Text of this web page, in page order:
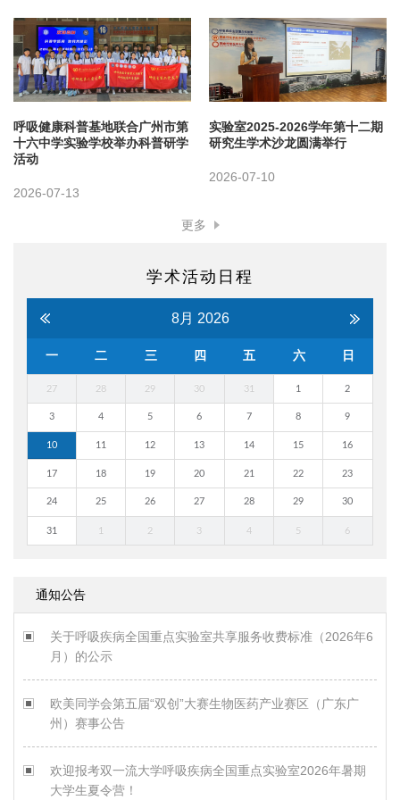
呼吸健康科普基地联合广州市第
十六中学实验学校举办科普研学
活动
2026-07-13
实验室2025-2026学年第十二期
研究生学术沙龙圆满举行
2026-07-10
更多
学术活动日程
8月 2026
一 二 三 四 五 六 日
27 28 29 30 31 1 2
3 4 5 6 7 8 9
10 11 12 13 14 15 16
17 18 19 20 21 22 23
24 25 26 27 28 29 30
31 1 2 3 4 5 6
通知公告
关于呼吸疾病全国重点实验室共享服务收费标准（2026年6
月）的公示
欧美同学会第五届“双创”大赛生物医药产业赛区（广东广
州）赛事公告
欢迎报考双一流大学呼吸疾病全国重点实验室2026年暑期
大学生夏令营！